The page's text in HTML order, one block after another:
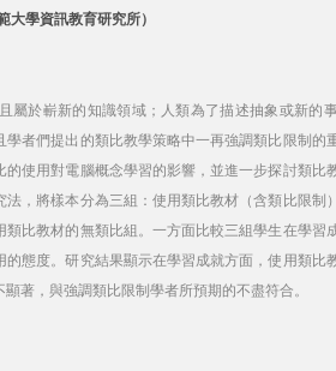
學資訊教育研究所）
屬於嶄新的知識領域；人類為了描述抽象或新的
者們提出的類比教學策略中一再強調類比限制的
使用對電腦概念學習的影響，並進一步探討類比
，將樣本分為三組：使用類比教材（含類比限制
比教材的無類比組。一方面比較三組學生在學習
態度。研究結果顯示在學習成就方面，使用類比
著，與強調類比限制學者所預期的不盡符合。